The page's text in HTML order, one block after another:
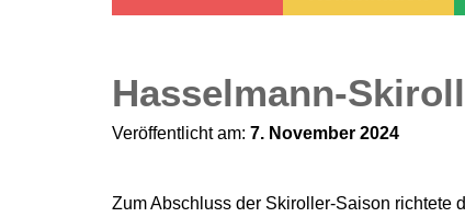
Hasselmann-
Veröffentlicht am: 7. November 2024
Zum Abschluss der Skiroller-Saison richtete